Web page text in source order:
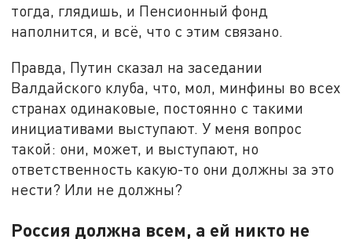
тогда, глядишь, и Пенсионный фонд
наполнится, и всё, что с этим связано.
Правда, Путин сказал на заседании
Валдайского клуба, что, мол, минфины во всех
странах одинаковые, постоянно с такими
инициативами выступают. У меня вопрос
такой: они, может, и выступают, но
ответственность какую-то они должны за это
нести? Или не должны?
Россия должна всем, а ей никто не